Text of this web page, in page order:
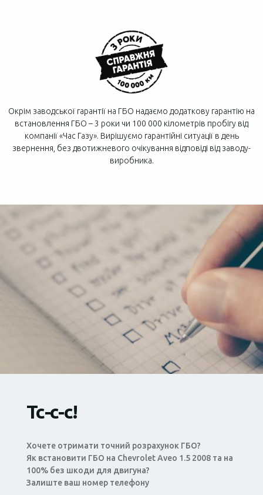
Окрім заводської гарантії на ГБО надаємо додаткову гарантію на
встановлення ГБО – 3 роки чи 100 000 кілометрів пробігу від
компанії «Час Газу». Вирішуємо гарантійні ситуації в день
звернення, без двотижневого очікування відповіді від заводу-
виробника.
Тс-с-с!
Хочете отримати точний розрахунок ГБО?
Як встановити ГБО на Chevrolet Aveo 1.5 2008 та на
100% без шкоди для двигуна?
Залиште ваш номер телефону